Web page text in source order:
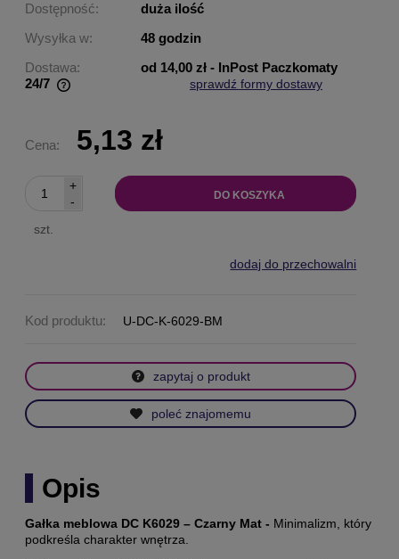
Dostępność:
duża ilość
Wysyłka w:
48 godzin
Dostawa:
od 14,00 zł - InPost Paczkomaty
24/7
sprawdź formy dostawy
Cena: 5,13 zł
-
+
szt.
DO KOSZYKA
dodaj do przechowalni
Kod produktu: U-DC-K-6029-BM
zapytaj o produkt
poleć znajomemu
Opis
Gałka meblowa DC K6029 – Czarny Mat - Minimalizm, który
podkreśla charakter wnętrza.